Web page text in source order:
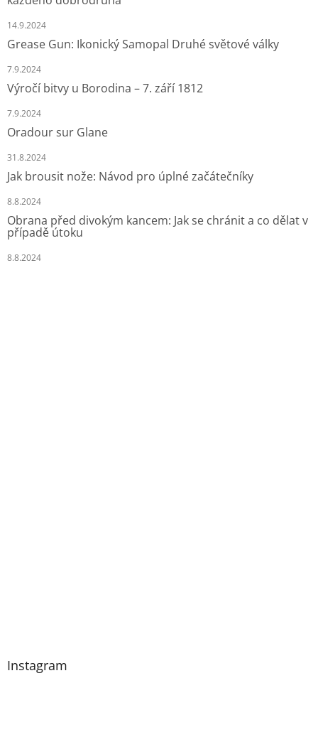
14.9.2024
Grease Gun: Ikonický Samopal Druhé světové války
7.9.2024
Výročí bitvy u Borodina – 7. září 1812
7.9.2024
Oradour sur Glane
31.8.2024
Jak brousit nože: Návod pro úplné začátečníky
8.8.2024
Obrana před divokým kancem: Jak se chránit a co dělat v
případě útoku
8.8.2024
Instagram